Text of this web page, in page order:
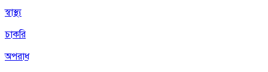
স্বাস্থ্য
চাকরি
অপরাধ